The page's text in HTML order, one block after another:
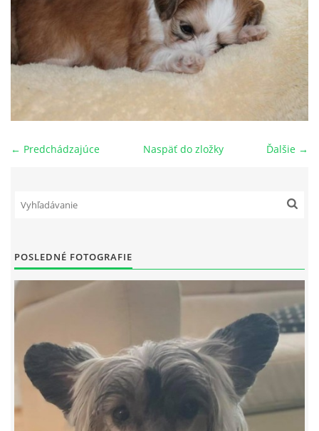
VÝSTAVY
NAŠI PSI
Z TEÓRIE
KONTAKT
← Predchádzajúce Ďalšie →
Naspäť do zložky
POSLEDNÉ FOTOGRAFIE